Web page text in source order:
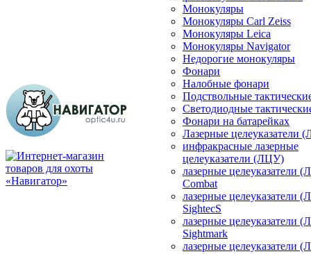
Монокуляры
Монокуляры Carl Zeiss
Монокуляры Leica
Монокуляры Navigator
Недорогие монокуляры
Фонари
Налобные фонари
Подствольные
Светодиодные
Фонари на батарейках
Лазерные целеуказатели
инфракрасные лазерные
целеуказатели (ЛЦУ)
лазерные целеуказатели
Combat
лазерные целеуказатели
SightecS
лазерные целеуказатели
Sightmark
лазерные целеуказатели